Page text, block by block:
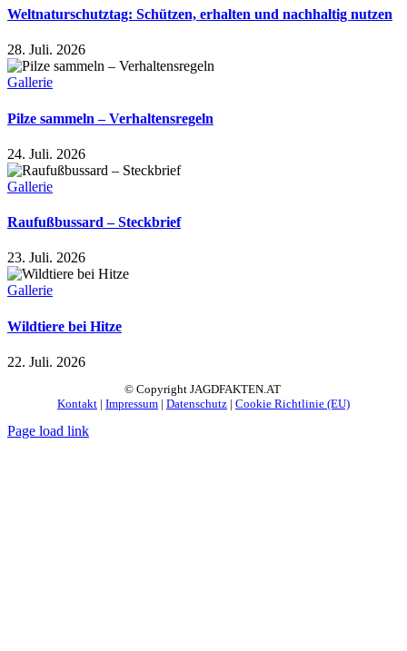
Weltnaturschutztag: Schützen, erhalten und nachhaltig nutzen
28. Juli. 2026
Gallerie
Pilze sammeln – Verhaltensregeln
24. Juli. 2026
Gallerie
Raufußbussard – Steckbrief
23. Juli. 2026
Gallerie
Wildtiere bei Hitze
22. Juli. 2026
© Copyright JAGDFAKTEN.AT
Kontakt | Impressum | Datenschutz | Cookie Richtlinie (EU)
Page load link